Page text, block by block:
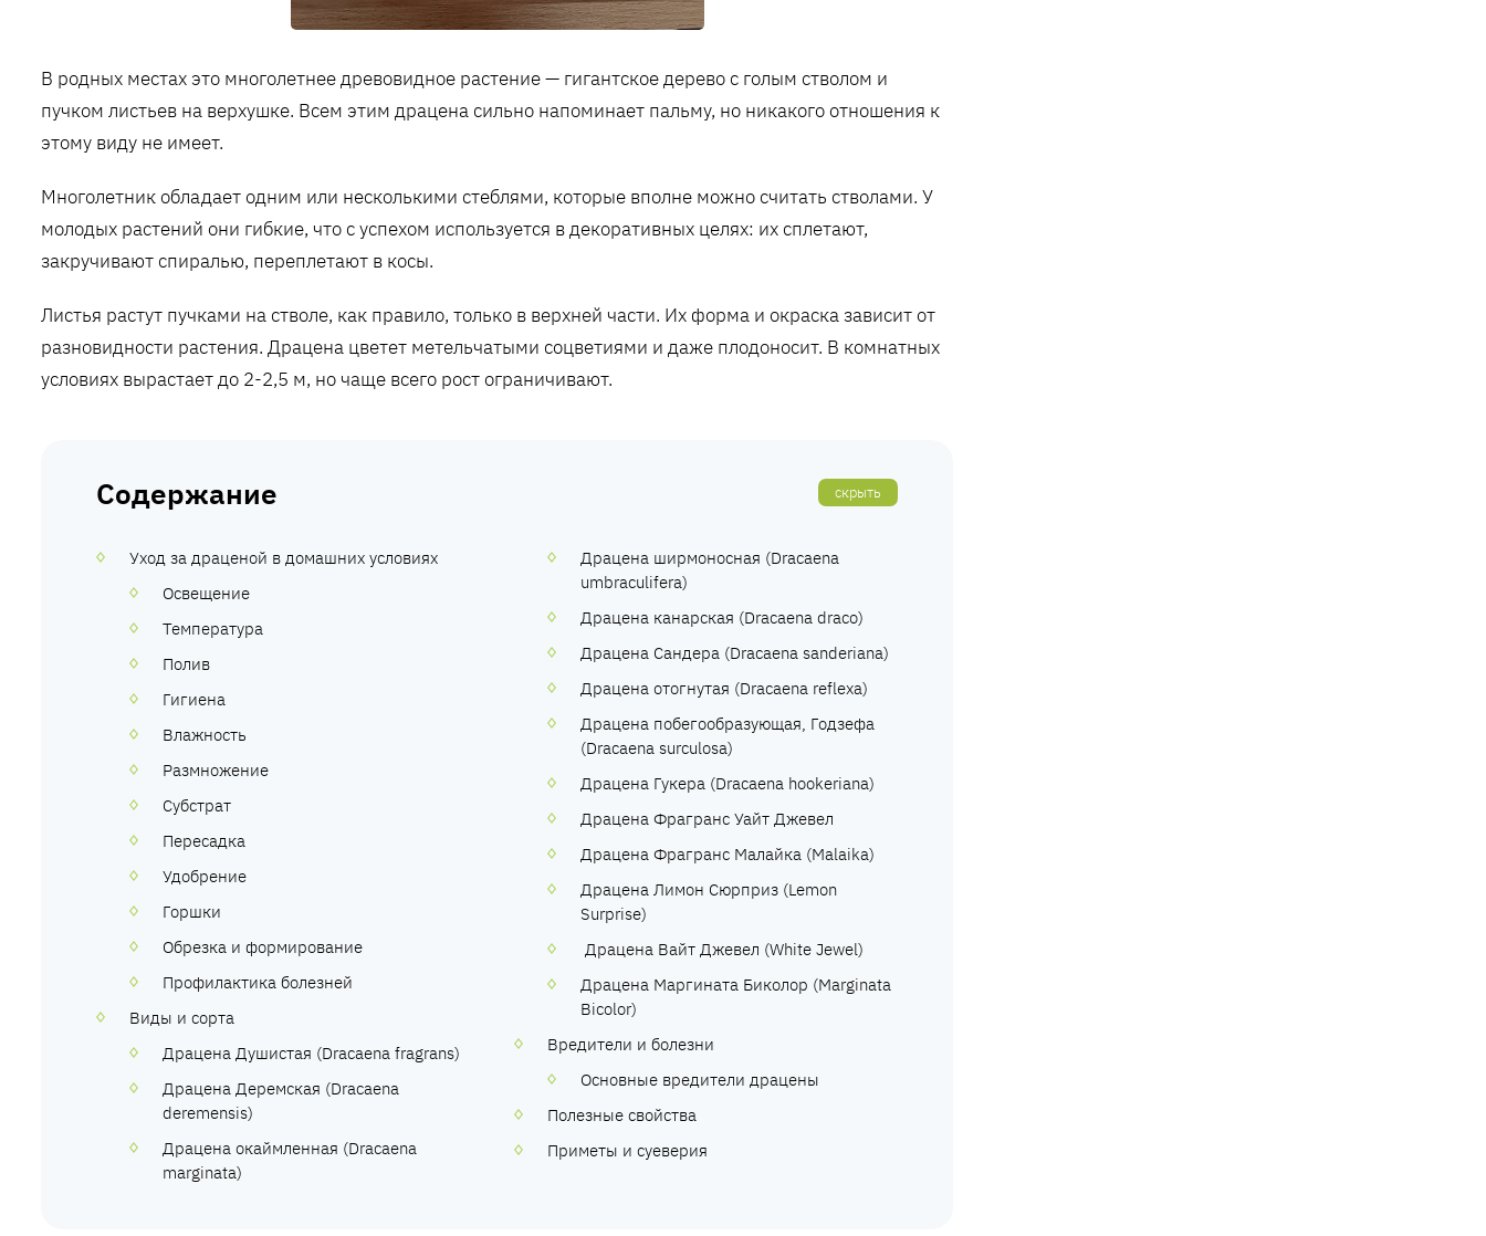
В родных местах это многолетнее древовидное растение — гигантское дерево с голым стволом и
пучком листьев на верхушке. Всем этим драцена сильно напоминает пальму, но никакого отношения к
этому виду не имеет.
Многолетник обладает одним или несколькими стеблями, которые вполне можно считать стволами. У
молодых растений они гибкие, что с успехом используется в декоративных целях: их сплетают,
закручивают спиралью, переплетают в косы.
Листья растут пучками на стволе, как правило, только в верхней части. Их форма и окраска зависит от
разновидности растения. Драцена цветет метельчатыми соцветиями и даже плодоносит. В комнатных
условиях вырастает до 2-2,5 м, но чаще всего рост ограничивают.
Содержание скрыть
Уход за драценой в домашних условиях
Освещение
Температура
Полив
Гигиена
Влажность
Размножение
Субстрат
Пересадка
Удобрение
Горшки
Обрезка и формирование
Профилактика болезней
Виды и сорта
Драцена Душистая (Dracaena fragrans)
Драцена Деремская (Dracaena
deremensis)
Драцена окаймленная (Dracaena
marginata)
Драцена ширмоносная (Dracaena
umbraculifera)
Драцена канарская (Dracaena draco)
Драцена Сандера (Dracaena sanderiana)
Драцена отогнутая (Dracaena reflexa)
Драцена побегообразующая, Годзефа
(Dracaena surculosa)
Драцена Гукера (Dracaena hookeriana)
Драцена Фрагранс Уайт Джевел
Драцена Фрагранс Малайка (Malaika)
Драцена Лимон Сюрприз (Lemon
Surprise)
Драцена Вайт Джевел (White Jewel)
Драцена Маргината Биколор (Marginata
Bicolor)
Вредители и болезни
Основные вредители драцены
Полезные свойства
Приметы и суеверия